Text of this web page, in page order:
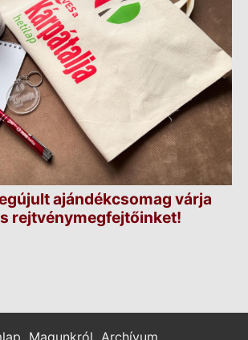
ajándékcsomag várja
rejtvénymegfejtőinket!